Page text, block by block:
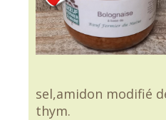
sel,amidon modifié
thym.